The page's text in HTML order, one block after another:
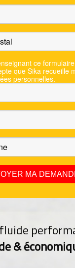
ce
que Sika recueille
personnelles.
&